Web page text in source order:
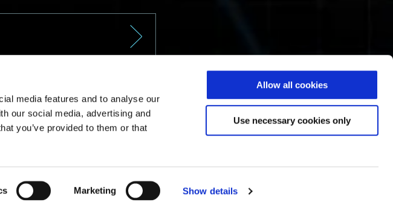
media features and to analyse our
our social media, advertising and
you’ve provided to them or that
Marketing Show details
Allow all cookies
Use necessary cookies only